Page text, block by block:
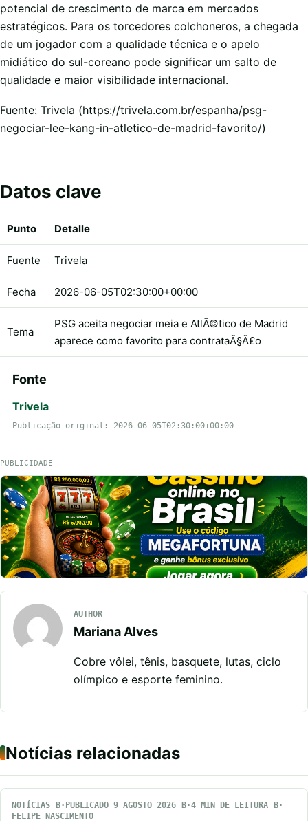
potencial de crescimento de marca em mercados
estratégicos. Para os torcedores colchoneros, a chegada
de um jogador com a qualidade técnica e o apelo
midiático do sul-coreano pode significar um salto de
qualidade e maior visibilidade internacional.
Fuente: Trivela (https://trivela.com.br/espanha/psg-
negociar-lee-kang-in-atletico-de-madrid-favorito/)
Datos clave
Punto Detalle
Fuente Trivela
Fecha 2026-06-05T02:30:00+00:00
Tema
PSG aceita negociar meia e AtlÃ©tico de Madrid
aparece como favorito para contrataÃ§Ã£o
Fonte
Trivela
Publicação original: 2026-06-05T02:30:00+00:00
PUBLICIDADE
AUTHOR
Mariana Alves
Cobre vôlei, tênis, basquete, lutas, ciclo
olímpico e esporte feminino.
Notícias relacionadas
NOTÍCIAS PUBLICADO 9 AGOSTO 2026
4 MIN DE LEITURA
FELIPE NASCIMENTO